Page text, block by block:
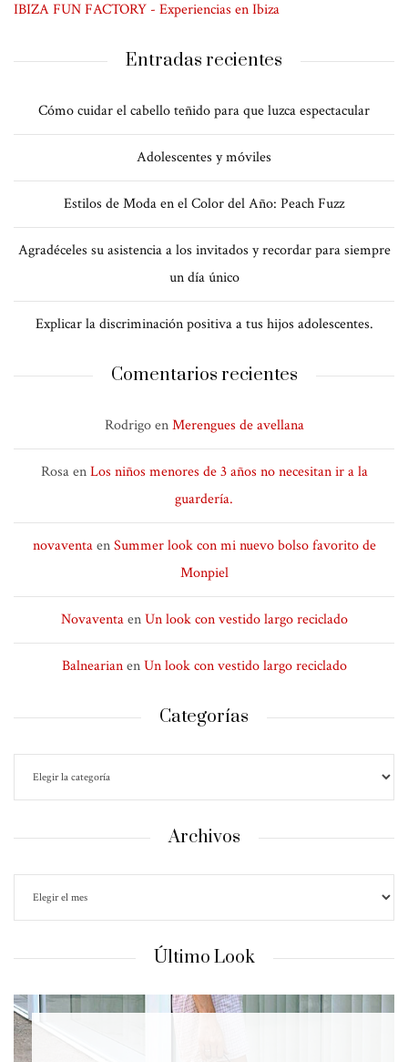
IBIZA FUN FACTORY - Experiencias en Ibiza
Entradas recientes
Cómo cuidar el cabello teñido para que luzca espectacular
Adolescentes y móviles
Estilos de Moda en el Color del Año: Peach Fuzz
Agradéceles su asistencia a los invitados y recordar para siempre
un día único
Explicar la discriminación positiva a tus hijos adolescentes.
Comentarios recientes
RodrigoenMerengues de avellana
RosaenLos niños menores de 3 años no necesitan ir a la
guardería.
novaventaenSummer look con mi nuevo bolso favorito de
Monpiel
NovaventaenUn look con vestido largo reciclado
BalnearianenUn look con vestido largo reciclado
Categorías
Archivos
Último Look